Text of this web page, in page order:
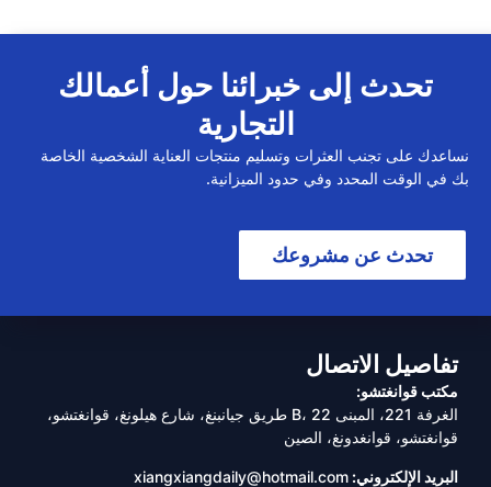
تحدث إلى خبرائنا حول أعمالك
التجارية
نساعدك على تجنب العثرات وتسليم منتجات العناية الشخصية الخاصة
بك في الوقت المحدد وفي حدود الميزانية.
تحدث عن مشروعك
تفاصيل الاتصال
مكتب قوانغتشو:
الغرفة 221، المبنى B، 22 طريق جيانبنغ، شارع هيلونغ، قوانغتشو،
قوانغتشو، قوانغدونغ، الصين
البريد الإلكتروني: xiangxiangdaily@hotmail.com